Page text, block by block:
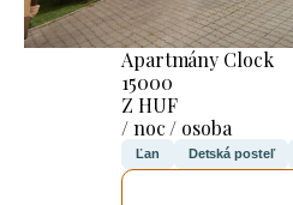
Apartmány Clock
15000
Z HUF
/ noc / osoba
Ľan Detská posteľ